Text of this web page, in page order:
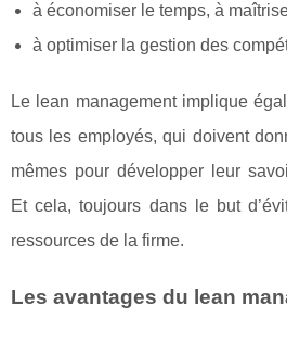
à économiser le temps, à
à optimiser la gestion des
Le lean management implique
tous les employés, qui doivent
mêmes pour développer leur
Et cela, toujours dans le but
ressources de la firme.
Les avantages du lean